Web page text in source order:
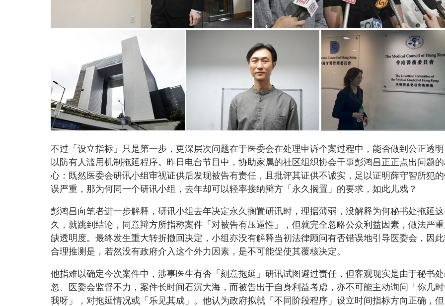
不过「设立指标」只是第一步，更深层次问题在于医委会在处理申诉个案过程中，能否做到公正透明
以防有人滥用机制拖延程序。昨日电台节目中，协助家属的社区组织协会干事彭鸿昌正正点出问题
心：既然医委会研讯小组审视证供后发现被告有责任，且批评其证供不诚实，足以证明薛守智所犯
误严重，那为何同一个研讯小组，去年却可以轻率接纳辩方「永久搁置」的要求，如此儿戏？
彭鸿昌向笔者进一步解释，研讯小组去年决定永久搁置研讯时，理据薄弱，没解释为何秘书处拖延这
久，就跳到结论，同意辩方所指称案件「对被告有压逼性」，但就完全忽略公众利益因素，做法严重
缺透明度。最终发生重大转折撤回决定，小组亦没有解释当初法律顾问有否错误地引导医委会，因
合理推测是，若然没有政府介入这个外力因素，是不可能促使其覆核决定。
他指难以确定今次案件中，涉事医生有否「刻意拖延」研讯试图避过责任，但客观现实是由于秘书
忽、医委会监督不力，案件长时间石沉大海，而被告出于自身利益考虑，亦不可能主动询问「你几
我呀」，对拖延情况或「乐见其成」。他认为政府拟就「不同阶段程序」设立时间指标方向正确，但